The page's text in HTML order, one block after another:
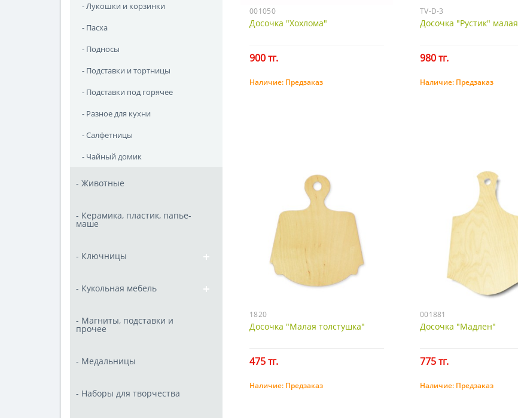
- Лукошки и корзинки
- Пасха
- Подносы
- Подставки и тортницы
- Подставки под горячее
- Разное для кухни
- Салфетницы
- Чайный домик
- Животные
- Керамика, пластик, папье-
маше
- Ключницы
- Кукольная мебель
- Магниты, подставки и
прочее
- Медальницы
- Наборы для творчества
001050
Досочка "Хохлома"
900 тг.
Предзаказ
Наличие: Предзаказ
TV-D-3
Досочка "Рустик" малая
980 тг.
Предзаказ
Наличие: Предзаказ
1820
Досочка "Малая толстушка"
475 тг.
Предзаказ
Наличие: Предзаказ
001881
Досочка "Мадлен"
775 тг.
Предзаказ
Наличие: Предзаказ